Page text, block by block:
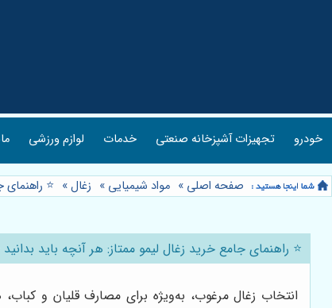
خودرو تجهیزات آشپزخانه صنعتی خدمات لوازم ورزشی
صفحه اصلی » مواد شیمیایی » زغال»
⭐️
⭐️ راهنمای جامع خرید زغال لیمو ممتاز: هر آنچه باید
انتخاب زغال مرغوب، به‌ویژه برای مصارف قلیان و